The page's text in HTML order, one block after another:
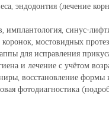
эндодонтия (лечение
имплантология, синус-
мостовидных
для исправления
и лечение с учётом
восстановление формы
фотодиагностика